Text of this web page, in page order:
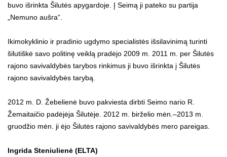
buvo išrinkta Šilutės apygardoje. Į Seimą ji pateko su partija
„Nemuno aušra“.
Ikimokyklinio ir pradinio ugdymo specialistės išsilavinimą turinti
šilutiškė savo politinę veiklą pradėjo 2009 m. 2011 m. per Šilutės
rajono savivaldybės tarybos rinkimus ji buvo išrinkta į Šilutės
rajono savivaldybės tarybą.
2012 m. D. Žebelienė buvo pakviesta dirbti Seimo nario R.
Žemaitaičio padėjėja Šilutėje. 2012 m. birželio mėn.–2013 m.
gruodžio mėn. ji ėjo Šilutės rajono savivaldybės mero pareigas.
Ingrida Steniulienė (ELTA)